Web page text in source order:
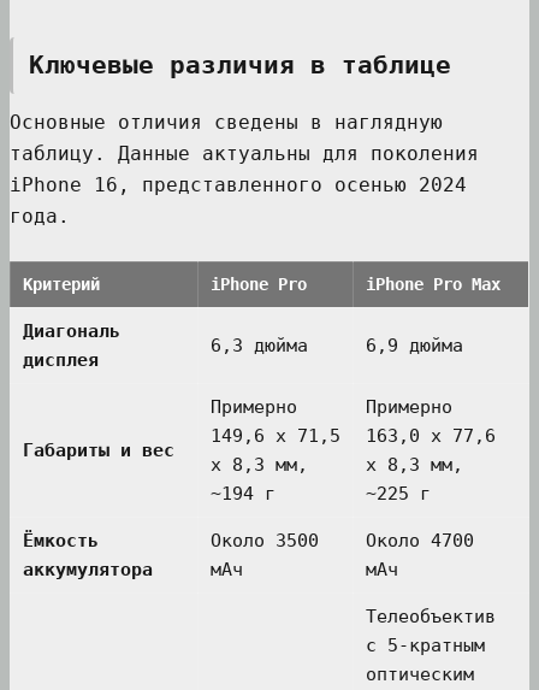
Ключевые различия в таблице
Основные отличия сведены в наглядную
таблицу. Данные актуальны для поколения
iPhone 16, представленного осенью 2024
года.
Критерий iPhone Pro iPhone Pro Max
Диагональ
дисплея
6,3 дюйма 6,9 дюйма
Габариты и вес
Примерно
149,6 x 71,5
x 8,3 мм,
~194 г
Примерно
163,0 x 77,6
x 8,3 мм,
~225 г
Ёмкость
аккумулятора
Около 3500
мАч
Около 4700
мАч
Телеобъектив
с 5-кратным
оптическим